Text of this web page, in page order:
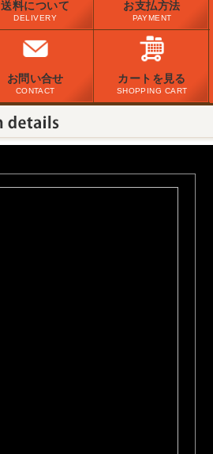
送料について
DELIVERY
お支払方法
PAYMENT
お問い合せ
CONTACT
カートを見る
SHOPPING CART